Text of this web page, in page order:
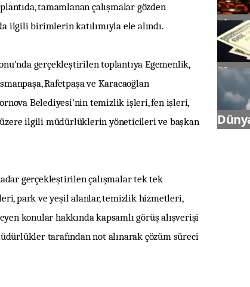
tamamlanan çalışmalar gözden
ilgili birimlerin katılımıyla ele alındı.
gerçekleştirilen toplantıya Egemenlik,
Rafetpaşa ve Karacaoğlan
Belediyesi'nin temizlik işleri, fen işleri,
ilgili müdürlüklerin yöneticileri ve başkan
gerçekleştirilen çalışmalar tek tek
park ve yeşil alanlar, temizlik hizmetleri,
konular hakkında kapsamlı görüş alışverişi
tarafından not alınarak çözüm süreci